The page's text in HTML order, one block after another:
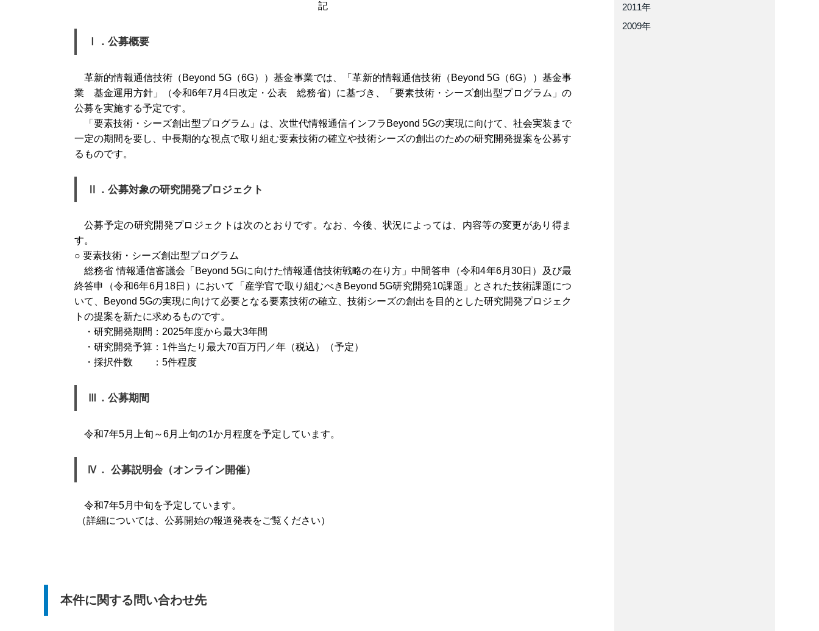
記
Ⅰ．公募概要
革新的情報通信技術（Beyond 5G（6G））基金事業では、「革新的情報通信技術（Beyond 5G（6G））基金事
業 基金運用方針」（令和6年7月4日改定・公表 総務省）に基づき、「要素技術・シーズ創出型プログラム」の
公募を実施する予定です。
「要素技術・シーズ創出型プログラム」は、次世代情報通信インフラBeyond 5Gの実現に向けて、社会実装まで
一定の期間を要し、中長期的な視点で取り組む要素技術の確立や技術シーズの創出のための研究開発提案を公募す
るものです。
Ⅱ．公募対象の研究開発プロジェクト
公募予定の研究開発プロジェクトは次のとおりです。なお、今後、状況によっては、内容等の変更があり得ま
す。
○ 要素技術・シーズ創出型プログラム
総務省 情報通信審議会「Beyond 5Gに向けた情報通信技術戦略の在り方」中間答申（令和4年6月30日）及び最
終答申（令和6年6月18日）において「産学官で取り組むべきBeyond 5G研究開発10課題」とされた技術課題につ
いて、Beyond 5Gの実現に向けて必要となる要素技術の確立、技術シーズの創出を目的とした研究開発プロジェク
トの提案を新たに求めるものです。
・研究開発期間：2025年度から最大3年間
・研究開発予算：1件当たり最大70百万円／年（税込）（予定）
・採択件数 ：5件程度
Ⅲ．公募期間
令和7年5月上旬～6月上旬の1か月程度を予定しています。
Ⅳ． 公募説明会（オンライン開催）
令和7年5月中旬を予定しています。
（詳細については、公募開始の報道発表をご覧ください）
本件に関する問い合わせ先
2011年
2009年